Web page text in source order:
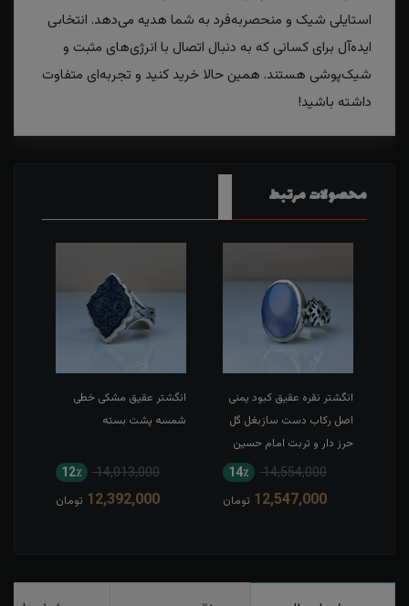
استایلی شیک و منحصربه‌فرد به شما هدیه می‌دهد. انتخابی
ایده‌آل برای کسانی که به دنبال اتصال با انرژی‌های مثبت و
شیک‌پوشی هستند. همین حالا خرید کنید و تجربه‌ای متفاوت
داشته باشید!
محصولات مرتبط
انگشتر نقره عقیق کبود یمنی
اصل رکاب دست سازبغل گل
حرز دار و تربت امام حسین
14,554,000 14٪
12,547,000 تومان
انگشتر عقیق مشکی خطی
شمسه پشت بسته
14,013,000 12٪
12,392,000 تومان